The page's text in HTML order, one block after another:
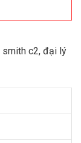
smith c2, đại lý